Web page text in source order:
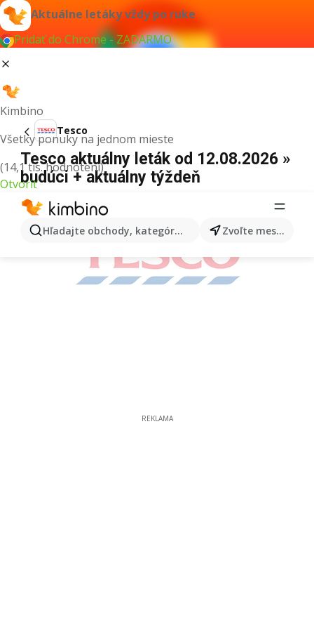
Aktuálne letáky vždy po ruke
Pridať do Chrome - ZADARMO
Kimbino
Všetky ponuky na jednom mieste
(14,1 tis. hodnotení)
Otvoriť
Hľadajte obchody, kategórie, produkty... Zvoľte mesto
Tesco
Tesco aktuálny leták od 12.08.2026 »
budúci + aktuálny týždeň
REKLAMA